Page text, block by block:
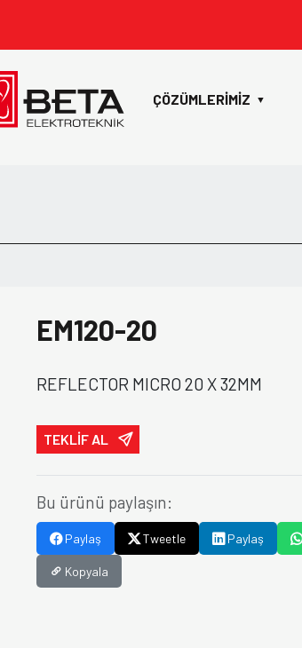
ÇÖZÜMLERİMİZ ▼
EM120-20
REFLECTOR MICRO 20 X 32MM
TEKLİF AL
Bu ürünü paylaşın:
Paylaş Tweetle Paylaş
Kopyala